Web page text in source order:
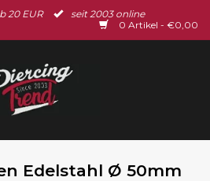
20 EUR
seit 2003 online
0 Artikel - €0,00
Edelstahl Ø 50mm